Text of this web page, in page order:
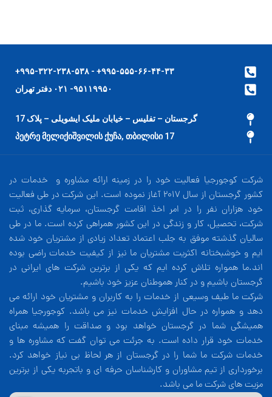
۹۹۵-۵۵۵-۶۶-۴۴-۳۳+ - ۹۹۵-۳۲۲-۲۳۸-۵۳۸+
۹۵۱۱۹۹۵۰- ۰۲۱ دفتر تهران
گرجستان – تفلیس – خیابان ملیک ایشویلی – پلاک 17
17 პეტრე მელიქიშვილის ქუჩა, თბილისი
شرکت کوجورجیا فعالیت خود را در زمینه ارائه مشاوره و خدمات در
کشور گرجستان از سال 2017 آغاز نموده است. این شرکت در طی فعالیت
خود هزاران نفر را در امر اخذ اقامت گرجستان، سرمایه گذاری، ثبت
شرکت، تحصیل، کار و زندگی در این کشور همراهی کرده است. ما در طی
سالیان گذشته موفق به جلب اعتماد تعداد زیادی از مشتریان خود شده
ایم و خوشبختانه اکثریت مشتریان ما نیز از کیفیت خدمات راضی بوده
اند.ما همواره تلاش کرده ایم که یکی از برترین شرکت های ایرانی در
گرجستان باشیم و در کنار هموطنان عزیز خود باشیم.
شرکت ما طیف وسیعی از خدمات را به کاربران و مشتریان خود ارائه می
دهد و همواره در حال افزایش خدمات نیز می باشد. کوجورجیا همراه
همیشگی شما در گرجستان خواهد بود و صداقت را همیشه مبنای
خدمات خود قرار داده است. به جرئت می توان گفت که مشاوره ها و
خدمات شرکت ما شما را در گرجستان از هر لحاظ بی نیاز خواهد کرد.
برخورداری از تیم مشاوران و کارشناسان حرفه ای و باتجربه یکی از برترین
مزیت های شرکت ما می باشد.